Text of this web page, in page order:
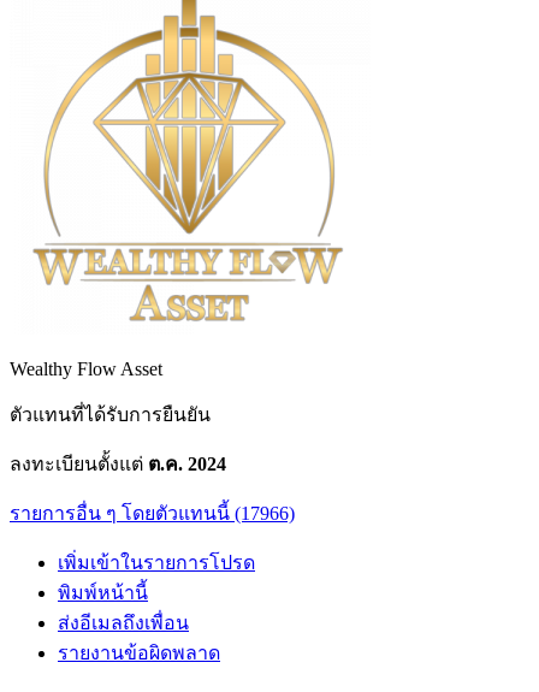
Wealthy Flow Asset
ตัวแทนที่ได้รับการยืนยัน
ลงทะเบียนตั้งแต่ ต.ค. 2024
รายการอื่น ๆ โดยตัวแทนนี้ (17966)
เพิ่มเข้าในรายการโปรด
พิมพ์หน้านี้
ส่งอีเมลถึงเพื่อน
รายงานข้อผิดพลาด